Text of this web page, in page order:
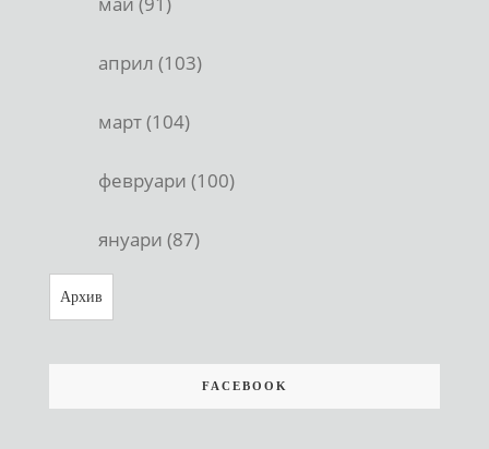
април (103)
март (104)
февруари (100)
януари (87)
Архив
FACEBOOK